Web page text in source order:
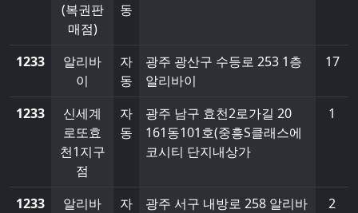
(복권판
매점)
동
1233
알리바
이
자
동
광주 광산구 수등로 253 1층
알리바이
17
1233
신세계
로또효
천1지구
점
자
동
광주 남구 효천2로가길 20
161동101호(중흥S클래스에
코시티 단지내상가
1
1233
알리바
자
광주 서구 내방로 258 알리바
2